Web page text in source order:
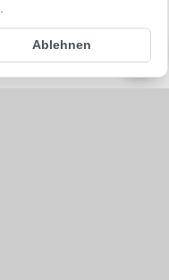
Ablehnen